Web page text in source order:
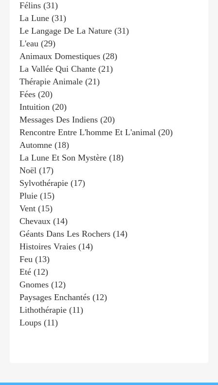
Félins (31)
La Lune (31)
Le Langage De La Nature (31)
L'eau (29)
Animaux Domestiques (28)
La Vallée Qui Chante (21)
Thérapie Animale (21)
Fées (20)
Intuition (20)
Messages Des Indiens (20)
Rencontre Entre L'homme Et L'animal (20)
Automne (18)
La Lune Et Son Mystère (18)
Noël (17)
Sylvothérapie (17)
Pluie (15)
Vent (15)
Chevaux (14)
Géants Dans Les Rochers (14)
Histoires Vraies (14)
Feu (13)
Eté (12)
Gnomes (12)
Paysages Enchantés (12)
Lithothérapie (11)
Loups (11)